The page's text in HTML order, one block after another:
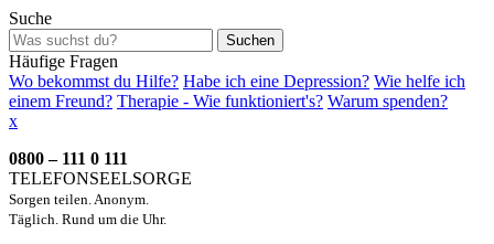
Suche
Suchen
Häufige Fragen
Wo bekommst du Hilfe? Habe ich eine Depression? Wie helfe ich
einem Freund? Therapie - Wie funktioniert's? Warum spenden?
x
0800 – 111 0 111
TELEFONSEELSORGE
Sorgen teilen. Anonym.
Täglich. Rund um die Uhr.